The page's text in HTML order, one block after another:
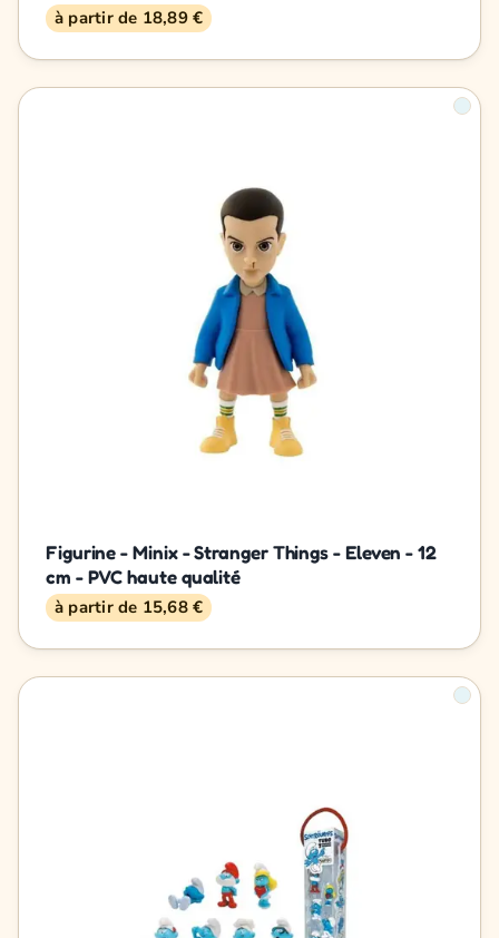
à partir de 18,89 €
Figurine - Minix - Stranger Things - Eleven - 12
cm - PVC haute qualité
à partir de 15,68 €